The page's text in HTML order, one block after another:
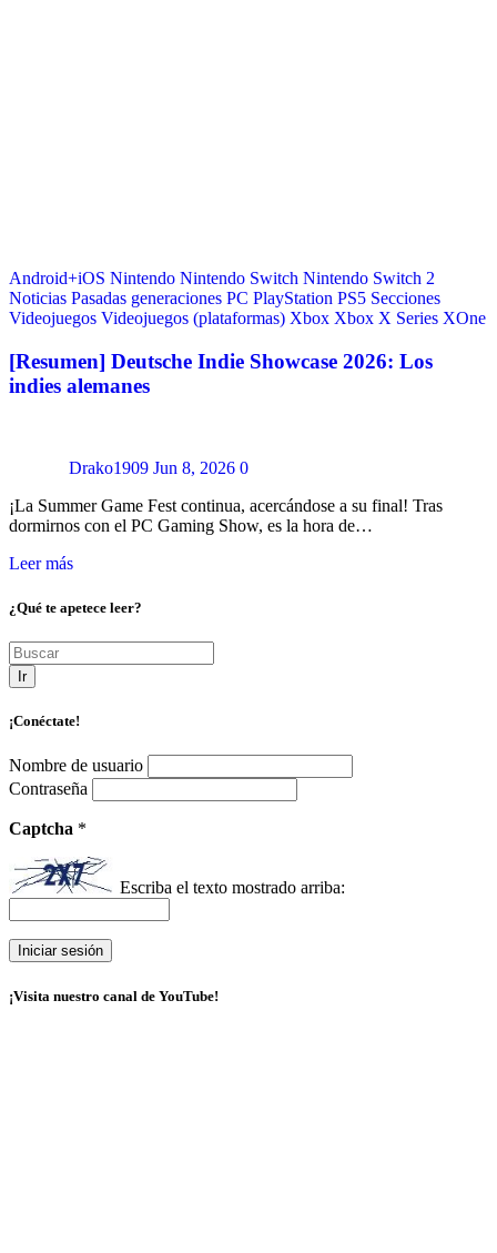
Android+iOS Nintendo Nintendo Switch Nintendo Switch 2
Noticias Pasadas generaciones PC PlayStation PS5 Secciones
Videojuegos Videojuegos (plataformas) Xbox Xbox X Series XOne
[Resumen] Deutsche Indie Showcase 2026: Los
indies alemanes
Drako1909 Jun 8, 2026 0
¡La Summer Game Fest continua, acercándose a su final! Tras
dormirnos con el PC Gaming Show, es la hora de…
Leer más
¿Qué te apetece leer?
Ir
¡Conéctate!
Nombre de usuario
Contraseña
Captcha *
Escriba el texto mostrado arriba:
¡Visita nuestro canal de YouTube!